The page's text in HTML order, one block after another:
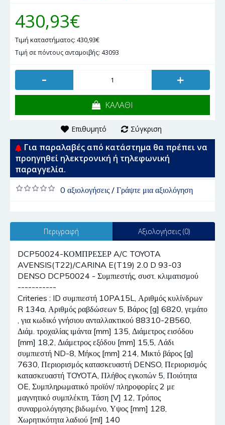
430,93€
Τιμή καταστήματος: 430,93€
Τιμή σε πόντους ανταμοιβής: 43093
- +
ΚΑΛΑΘΙ
Επιθυμητό Σύγκριση
Για παραλαβές από κατάστημα θα πρέπει να
προηγηθεί ηλεκτρονική ή τηλεφωνική
παραγγελία.
0 αξιολογήσεις/ Γράψτε μια αξιολόγηση
Περιγραφή Αξιολογήσεις (0)
DCP50024-ΚΟΜΠΡΕΣΕΡ A/C TOYOTA
AVENSIS(T22)/CARINA E(T19) 2.0 D 93-03
DENSO DCP50024 - Συμπιεστής, συστ. κλιματισμού
-----------
Criteries : ID συμπιεστή 10PA15L, Αριθμός κυλίνδρων
R 134a, Αριθμός ραβδώσεων 5, Βάρος [g] 6820, γεμάτο
, για κωδικό γνήσιου ανταλλακτικού 88310-2B560,
Διάμ. τροχαλίας ιμάντα [mm] 135, Διάμετρος εισόδου
[mm] 18,2, Διάμετρος εξόδου [mm] 15,5, Λάδι
συμπιεστή ND-8, Μήκος [mm] 214, Μικτό βάρος [g]
7630, Περιορισμός κατασκευαστή DENSO, Περιορισμός
κατασκευαστή TOYOTA, Πλήθος εγκοπών 5, Ποιότητα
OE, Συμπληρωματικό προϊόν/ πληροφορίες 2 με
μαγνητικό συμπλέκτη, Τάση [V] 12, Τρόπος
συναρμολόγησης βιδωμένο, Υψος [mm] 128,
Χωρητικότητα λαδιού [ml] 140